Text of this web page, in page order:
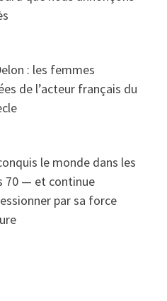
: les femmes
de l’acteur français du
le monde dans les
70 — et continue
par sa force